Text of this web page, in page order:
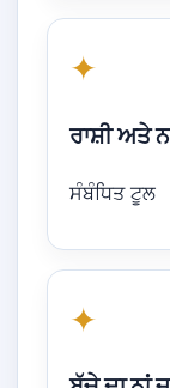
✦
ਰਾਸ਼ੀ ਅਤੇ
ਸੰਬੰਧਿਤ ਟੂਲ
✦